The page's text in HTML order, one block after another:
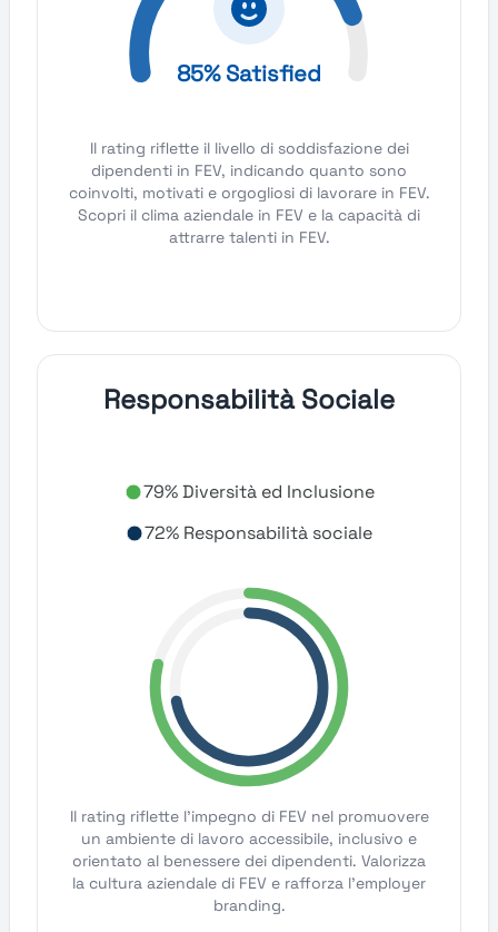
85% Satisfied
Il rating riflette il livello di soddisfazione dei
dipendenti in FEV, indicando quanto sono
coinvolti, motivati e orgogliosi di lavorare in FEV.
Scopri il clima aziendale in FEV e la capacità di
attrarre talenti in FEV.
Responsabilità Sociale
79% Diversità ed Inclusione
72% Responsabilità sociale
Il rating riflette l'impegno di FEV nel promuovere
un ambiente di lavoro accessibile, inclusivo e
orientato al benessere dei dipendenti. Valorizza
la cultura aziendale di FEV e rafforza l'employer
branding.